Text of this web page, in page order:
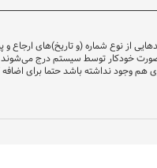
از نوع شماره (و تاریخ)های ارجاع
صورت خودکار توسط سیستم درج
وجود نداشته باشد حتما برای اضافه